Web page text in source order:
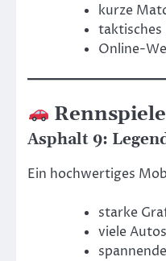
kurze
taktisches
Online-
Rennspiele
Asphalt 9:
Ein hochwertiges
starke
viele Autos